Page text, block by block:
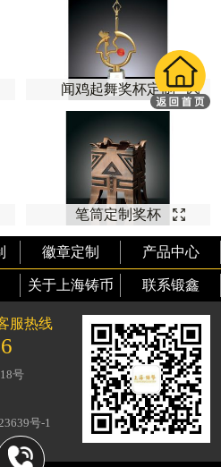
闻鸡起舞奖杯定制
笔筒定制奖杯
徽章定制 产品中心
关于上海铸币 联系锻鑫
服热线
号
号-1